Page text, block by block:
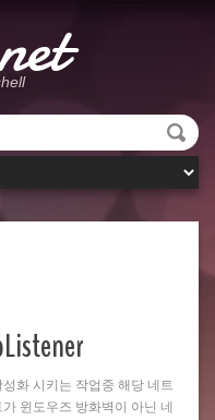
화 시키는 작업중 해당 네트
윈도우즈 방화벽이 아닌 네